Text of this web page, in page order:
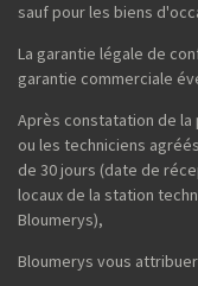
sauf pour les biens
La garantie légale de
garantie commerciale
Après constatation de la
ou les techniciens
de 30 jours (date de
locaux de la station
Bloumerys),
Bloumerys vous